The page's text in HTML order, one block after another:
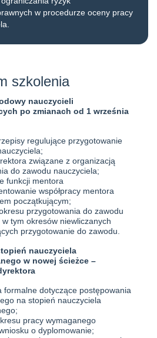
w procedurze oceny pracy
szkolenia
nauczycieli
po zmianach od 1 września
regulujące przygotowanie
związane z organizacją
do zawodu nauczyciela;
funkcji mentora
współpracy mentora
początkującym;
przygotowania do zawodu
w tym okresów niewliczanych
przygotowanie do zawodu.
nauczyciela
w nowej ścieżce –
formalne dotyczące postępowania
na stopień nauczyciela
pracy wymaganego
o dyplomowanie;